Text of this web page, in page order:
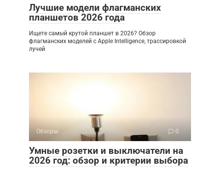
Лучшие модели флагманских
планшетов 2026 года
Ищете самый крутой планшет в 2026? Обзор
флагманских моделей с Apple Intelligence, трассировкой
лучей
Обзоры 0
Умные розетки и выключатели на
2026 год: обзор и критерии выбора